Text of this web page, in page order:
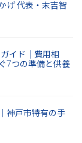
げ 代表・末吉智
イド｜費用相
7つの準備と供養
神戸市特有の手